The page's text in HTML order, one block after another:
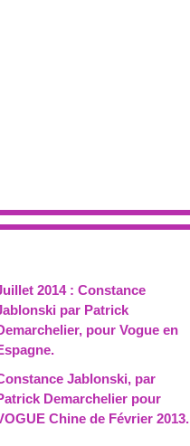
2014 : Constance
par Patrick
pour Vogue en
Jablonski, par
Demarchelier pour
Chine de Février 2013.